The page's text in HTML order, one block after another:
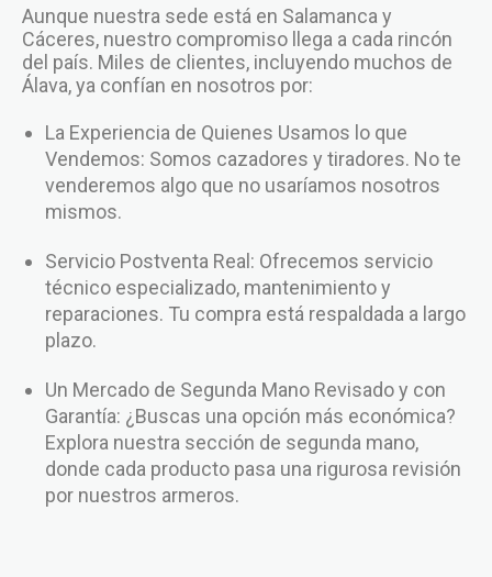
Aunque nuestra sede está en Salamanca y
Cáceres, nuestro compromiso llega a cada rincón
del país. Miles de clientes, incluyendo muchos de
Álava, ya confían en nosotros por:
La Experiencia de Quienes Usamos lo que
Vendemos: Somos cazadores y tiradores. No te
venderemos algo que no usaríamos nosotros
mismos.
Servicio Postventa Real: Ofrecemos servicio
técnico especializado, mantenimiento y
reparaciones. Tu compra está respaldada a largo
plazo.
Un Mercado de Segunda Mano Revisado y con
Garantía: ¿Buscas una opción más económica?
Explora nuestra sección de segunda mano,
donde cada producto pasa una rigurosa revisión
por nuestros armeros.